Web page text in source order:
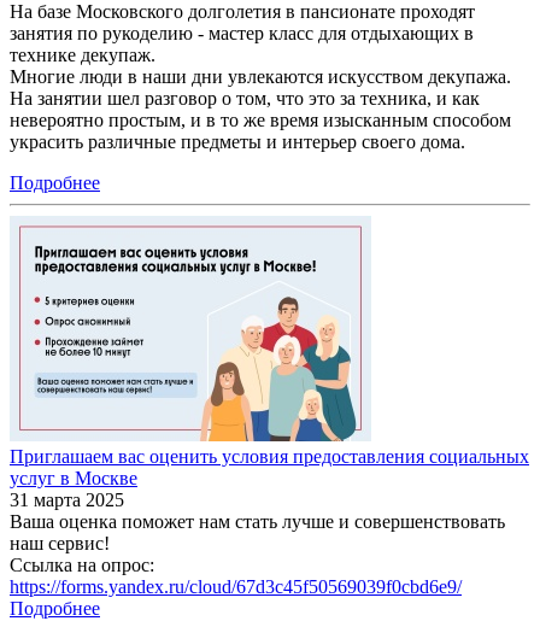
На базе Московского долголетия в пансионате проходят
занятия по рукоделию - мастер класс для отдыхающих в
технике декупаж.
Многие люди в наши дни увлекаются искусством декупажа.
На занятии шел разговор о том, что это за техника, и как
невероятно простым, и в то же время изысканным способом
украсить различные предметы и интерьер своего дома.
Подробнее
Приглашаем вас оценить условия предоставления социальных
услуг в Москве
31 марта 2025
Ваша оценка поможет нам стать лучше и совершенствовать
наш сервис!
Ссылка на опрос:
https://forms.yandex.ru/cloud/67d3c45f50569039f0cbd6e9/
Подробнее